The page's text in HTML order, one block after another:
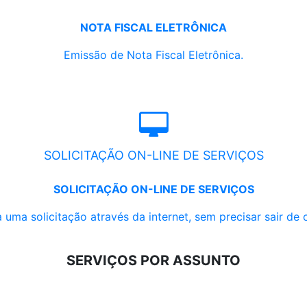
NOTA FISCAL ELETRÔNICA
Emissão de Nota Fiscal Eletrônica.
SOLICITAÇÃO ON-LINE DE SERVIÇOS
SOLICITAÇÃO ON-LINE DE SERVIÇOS
uma solicitação através da internet, sem precisar sair de
SERVIÇOS POR ASSUNTO